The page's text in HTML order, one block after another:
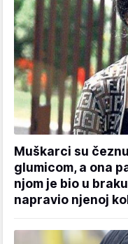
Muškarci su
glumicom, a ona
njom je bio u
napravio njenoj